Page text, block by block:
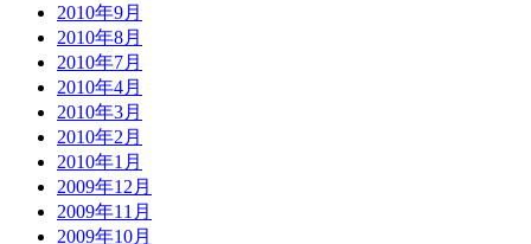
2010年9月
2010年8月
2010年7月
2010年4月
2010年3月
2010年2月
2010年1月
2009年12月
2009年11月
2009年10月